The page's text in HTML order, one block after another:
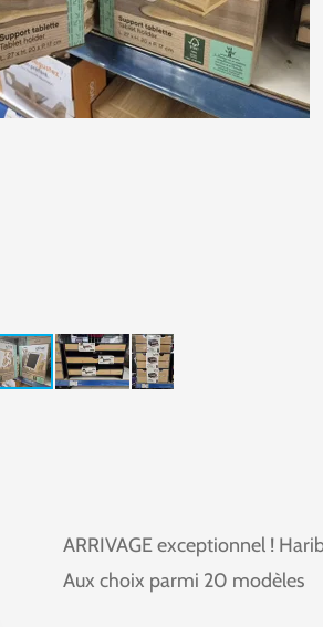
ARRIVAGE exceptionnel !
Aux choix parmi 20 modèles